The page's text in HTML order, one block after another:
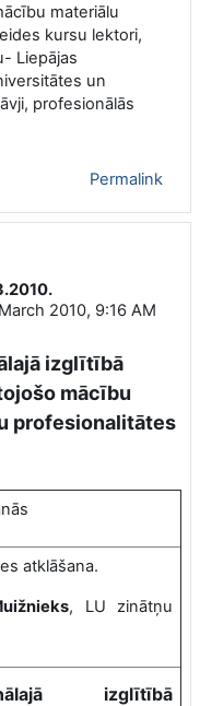
materiālu
kursu lektori,
Liepājas
un
profesionālās
Permalink
2010, 9:16 AM
izglītībā
mācību
profesionalitātes
atklāšana.
, LU zinātņu
izglītībā